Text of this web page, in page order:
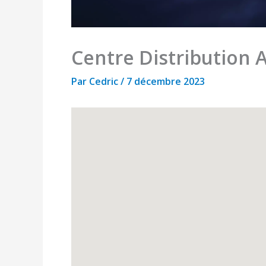
Centre Distribution
Par Cedric/ 7 décembre 2023